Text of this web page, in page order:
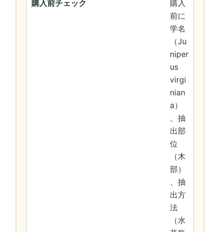
購入前チェック
購入
前に
学名
（Ju
niper
us
virgi
nian
a）
、抽
出部
位
（木
部）
、抽
出方
法
（水